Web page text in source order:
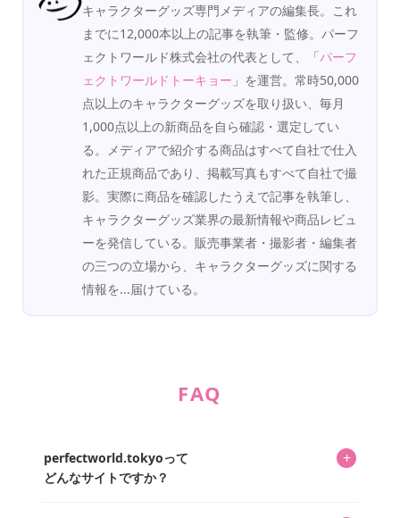
キャラクターグッズ専門メディアの編集長。これ
までに12,000本以上の記事を執筆・監修。パーフ
ェクトワールド株式会社の代表として、「パーフ
ェクトワールドトーキョー 」を運営。常時50,000
点以上のキャラクターグッズを取り扱い、毎月
1,000点以上の新商品を自ら確認・選定してい
る。メディアで紹介する商品はすべて自社で仕入
れた正規商品であり、掲載写真もすべて自社で撮
影。実際に商品を確認したうえで記事を執筆し、
キャラクターグッズ業界の最新情報や商品レビュ
ーを発信している。販売事業者・撮影者・編集者
の三つの立場から、キャラクターグッズに関する
情報を...届けている。
FAQ
perfectworld.tokyoって
どんなサイトですか？
+